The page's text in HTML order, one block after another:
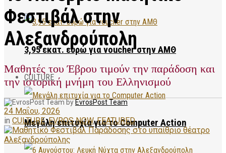
3,95 εκατ. ευρώ για voucher στην ΑΜΘ
CULTURE
Μεγάλη επιτυχία για το Computer Action
Φεστιβάλ στην
Αλεξανδρούπολη
Μαθητές του Έβρου τιμούν την παράδοση και
την ιστορική μνήμη του Ελληνισμού
by EvrosPost Team
24 Μαΐου, 2026
in CULTURE,EVROS NOW,FEATURED